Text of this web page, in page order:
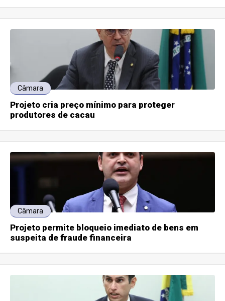
Câmara
Projeto cria preço mínimo para proteger
produtores de cacau
Câmara
Projeto permite bloqueio imediato de bens em
suspeita de fraude financeira